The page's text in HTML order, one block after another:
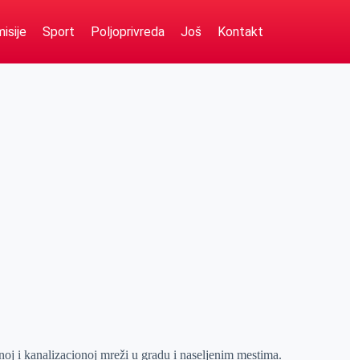
Sport Poljoprivreda Još Kontakt
i kanalizacionoj mreži u gradu i naseljenim mestima.